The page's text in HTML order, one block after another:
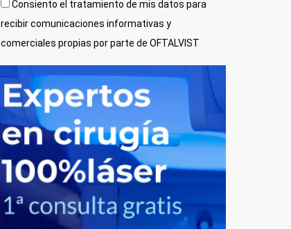
Consiento el tratamiento de mis datos para
recibir comunicaciones informativas y
comerciales propias por parte de OFTALVIST